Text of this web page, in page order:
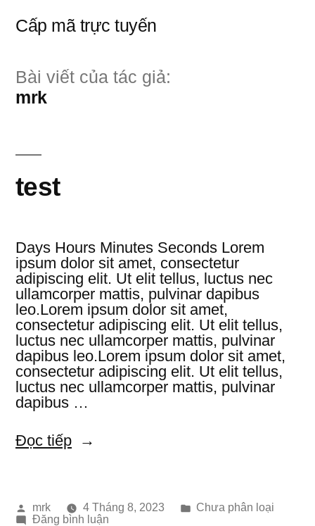
đến
phần
dung
Cấp mã trực tuyến
Bài viết của tác giả:
mrk
test
Days Hours Minutes Seconds Lorem
ipsum dolor sit amet, consectetur
adipiscing elit. Ut elit tellus, luctus nec
ullamcorper mattis, pulvinar dapibus
leo.Lorem ipsum dolor sit amet,
consectetur adipiscing elit. Ut elit tellus,
luctus nec ullamcorper mattis, pulvinar
dapibus leo.Lorem ipsum dolor sit amet,
consectetur adipiscing elit. Ut elit tellus,
luctus nec ullamcorper mattis, pulvinar
dapibus …
Đọc tiếp“test”
Đăng
bởi
mrk 4 Tháng 8, 2023
Đăng
Chưa phân loại
Đăng bình luậntrong